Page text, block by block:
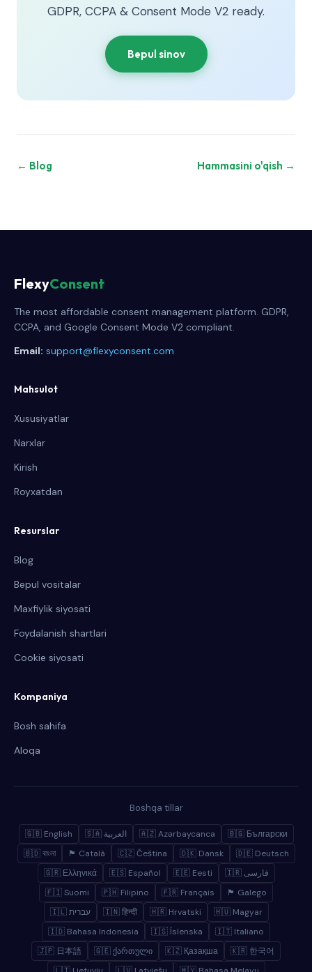
GDPR, CCPA & Consent Mode V2 ready.
Bepul sinov
← Blog Hammasini o'qish →
FlexyConsent
The most affordable consent management platform. GDPR,
CCPA, and Google Consent Mode V2 compliant.
Email: support@flexyconsent.com
Mahsulot
Xususiyatlar
Narxlar
Kirish
Royxatdan
Resurslar
Blog
Bepul vositalar
Maxfiylik siyosati
Foydalanish shartlari
Cookie siyosati
Kompaniya
Bosh sahifa
Aloqa
Boshqa tillar
🇬🇧 English 🇸🇦 العربية 🇦🇿 Azərbaycanca
🇧🇬 Български
🇧🇩 বাংলা
🏴 Català 🇨🇿 Čeština 🇩🇰 Dansk
🇩🇪 Deutsch
🇬🇷 Ελληνικά
🇪🇸 Español 🇪🇪 Eesti
🇮🇷 فارسی
🇫🇮 Suomi
🇵🇭 Filipino 🇫🇷 Français
🏴 Galego
🇮🇱 עברית
🇮🇳 हिन्दी 🇭🇷 Hrvatski
🇭🇺 Magyar
🇮🇩 Bahasa Indonesia
🇮🇸 Íslenska
🇮🇹 Italiano
🇯🇵 日本語
🇬🇪 ქართული 🇰🇿 Қазақша
🇰🇷 한국어